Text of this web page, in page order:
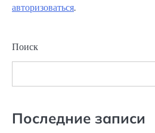
авторизоваться.
Поиск
Последние записи